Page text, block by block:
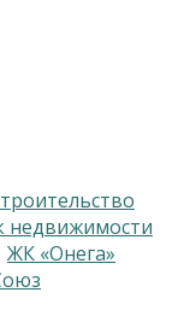
строительство
недвижимости
ЖК «Онега»